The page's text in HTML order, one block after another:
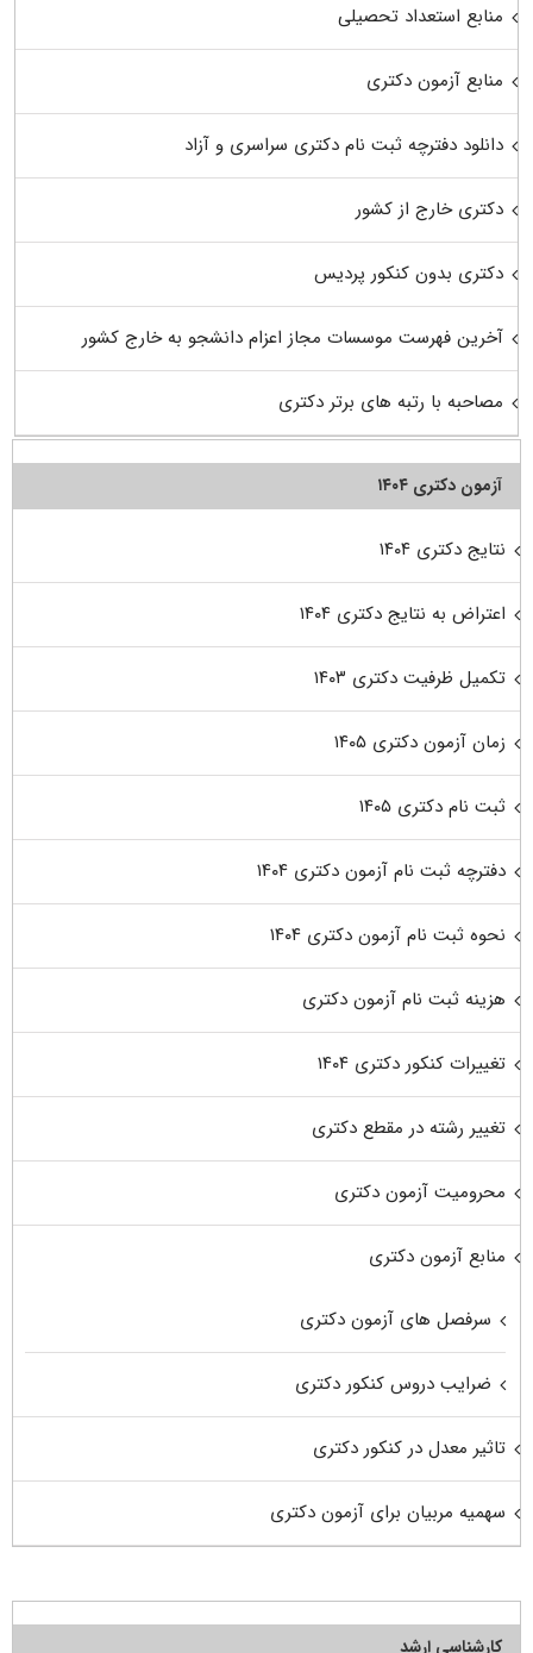
منابع استعداد تحصیلی
منابع آزمون دکتری
دانلود دفترچه ثبت نام دکتری سراسری و آزاد
دکتری خارج از کشور
دکتری بدون کنکور پردیس
آخرین فهرست موسسات مجاز اعزام دانشجو به خارج کشور
مصاحبه با رتبه های برتر دکتری
آزمون دکتری ۱۴۰۴
نتایج دکتری ۱۴۰۴
اعتراض به نتایج دکتری ۱۴۰۴
تکمیل ظرفیت دکتری ۱۴۰۳
زمان آزمون دکتری ۱۴۰۵
ثبت نام دکتری ۱۴۰۵
دفترچه ثبت نام آزمون دکتری ۱۴۰۴
نحوه ثبت نام آزمون دکتری ۱۴۰۴
هزینه ثبت نام آزمون دکتری
تغییرات کنکور دکتری ۱۴۰۴
تغییر رشته در مقطع دکتری
محرومیت آزمون دکتری
منابع آزمون دکتری
سرفصل های آزمون دکتری
ضرایب دروس کنکور دکتری
تاثیر معدل در کنکور دکتری
سهمیه مربیان برای آزمون دکتری
کارشناسی ارشد